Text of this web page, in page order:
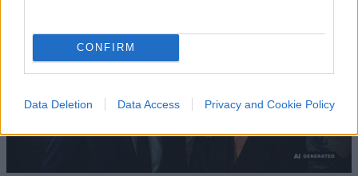
CONFIRM
Data Deletion Data Access Privacy and Cookie Policy